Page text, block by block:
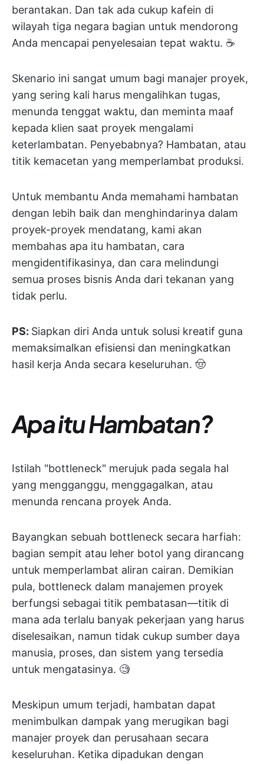
berantakan. Dan tak ada cukup kafein di
wilayah tiga negara bagian untuk mendorong
Anda mencapai penyelesaian tepat waktu. ☕
Skenario ini sangat umum bagi manajer proyek,
yang sering kali harus mengalihkan tugas,
menunda tenggat waktu, dan meminta maaf
kepada klien saat proyek mengalami
keterlambatan. Penyebabnya? Hambatan, atau
titik kemacetan yang memperlambat produksi.
Untuk membantu Anda memahami hambatan
dengan lebih baik dan menghindarinya dalam
proyek-proyek mendatang, kami akan
membahas apa itu hambatan, cara
mengidentifikasinya, dan cara melindungi
semua proses bisnis Anda dari tekanan yang
tidak perlu.
PS: Siapkan diri Anda untuk solusi kreatif guna
memaksimalkan efisiensi dan meningkatkan
hasil kerja Anda secara keseluruhan. 🤠
Apa itu Hambatan?
Istilah "bottleneck" merujuk pada segala hal
yang mengganggu, menggagalkan, atau
menunda rencana proyek Anda.
Bayangkan sebuah bottleneck secara harfiah:
bagian sempit atau leher botol yang dirancang
untuk memperlambat aliran cairan. Demikian
pula, bottleneck dalam manajemen proyek
berfungsi sebagai titik pembatasan—titik di
mana ada terlalu banyak pekerjaan yang harus
diselesaikan, namun tidak cukup sumber daya
manusia, proses, dan sistem yang tersedia
untuk mengatasinya. 🧐
Meskipun umum terjadi, hambatan dapat
menimbulkan dampak yang merugikan bagi
manajer proyek dan perusahaan secara
keseluruhan. Ketika dipadukan dengan